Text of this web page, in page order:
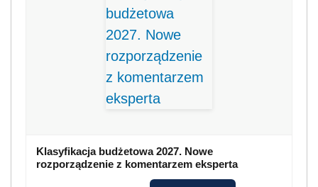
Klasyfikacja budżetowa 2027. Nowe
rozporządzenie z komentarzem eksperta